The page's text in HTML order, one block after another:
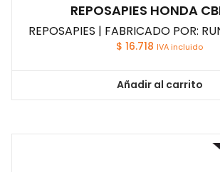
REPOSAPIES HONDA
REPOSAPIES | FABRICADO POR:
$ 16.718 IVA incluido
Añadir al carrito